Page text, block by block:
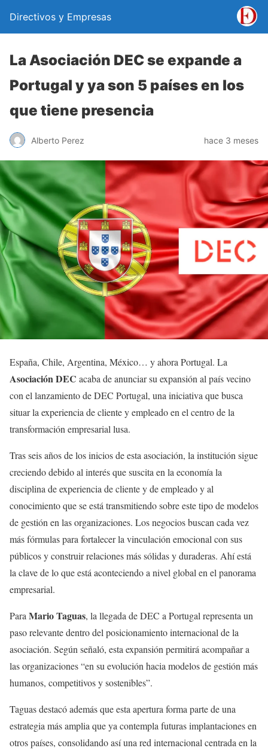
Directivos y Empresas
La Asociación DEC se expande a
Portugal y ya son 5 países en los
que tiene presencia
Alberto Perez hace 3 meses
España, Chile, Argentina, México… y ahora Portugal. La
Asociación DEC acaba de anunciar su expansión al país vecino
con el lanzamiento de DEC Portugal, una iniciativa que busca
situar la experiencia de cliente y empleado en el centro de la
transformación empresarial lusa.
Tras seis años de los inicios de esta asociación, la institución sigue
creciendo debido al interés que suscita en la economía la
disciplina de experiencia de cliente y de empleado y al
conocimiento que se está transmitiendo sobre este tipo de modelos
de gestión en las organizaciones. Los negocios buscan cada vez
más fórmulas para fortalecer la vinculación emocional con sus
públicos y construir relaciones más sólidas y duraderas. Ahí está
la clave de lo que está aconteciendo a nivel global en el panorama
empresarial.
Para Mario Taguas, la llegada de DEC a Portugal representa un
paso relevante dentro del posicionamiento internacional de la
asociación. Según señaló, esta expansión permitirá acompañar a
las organizaciones “en su evolución hacia modelos de gestión más
humanos, competitivos y sostenibles”.
Taguas destacó además que esta apertura forma parte de una
estrategia más amplia que ya contempla futuras implantaciones en
otros países, consolidando así una red internacional centrada en la